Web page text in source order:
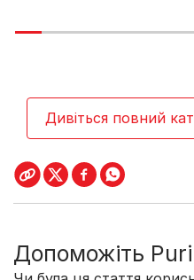
Дивіться повний
Допоможіть